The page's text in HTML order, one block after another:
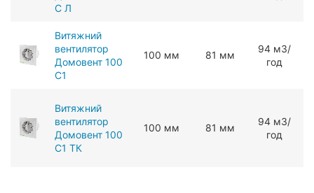
С Л
Витяжний
вентилятор
Домовент 100
С1
100 мм 81 мм
94 мЗ/
год
Витяжний
вентилятор
Домовент 100
С1 ТК
100 мм 81 мм
94 мЗ/
год